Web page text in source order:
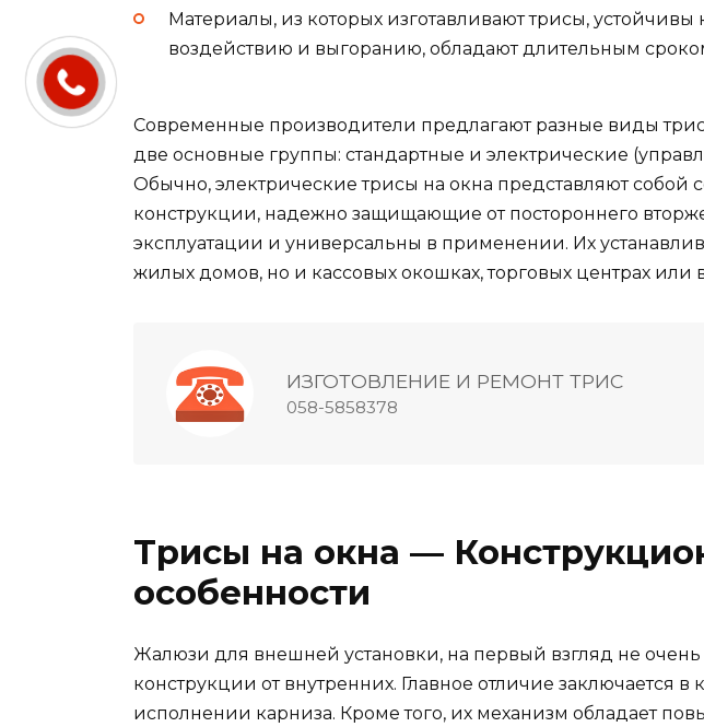
Материалы, из которых изготавливают трисы,
воздействию и выгоранию, обладают длительным
Современные производители предлагают разные виды
две основные группы: стандартные и электрические
Обычно, электрические трисы на окна представляют собой
конструкции, надежно защищающие от постороннего
эксплуатации и универсальны в применении. Их
жилых домов, но и кассовых окошках, торговых центрах или
ИЗГОТОВЛЕНИЕ И РЕМОНТ ТРИС
058-5858378
Трисы на окна —
особенности
Жалюзи для внешней установки, на первый взгляд не очень
конструкции от внутренних. Главное отличие заключается в
исполнении карниза. Кроме того, их механизм обладает